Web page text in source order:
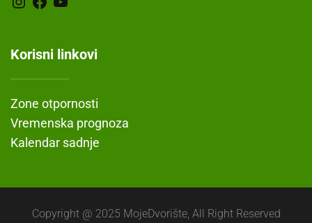
Korisni linkovi
---------------------
Zone otpornosti
Vremenska prognoza
Kalendar sadnje
Copyright @ 2025 MojeDvorište, All Right Reserved